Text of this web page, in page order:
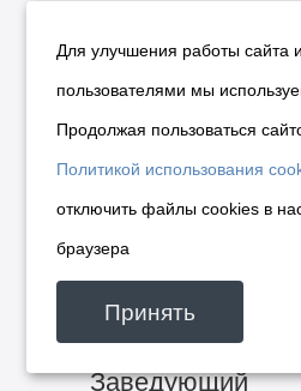
Заместитель
главного врача
по медицинской
части
Заведующий
Для улучшения работы сайта
пользователями мы
Продолжая пользоваться
Политикой использования
отключить файлы cookies в
браузера
Принять